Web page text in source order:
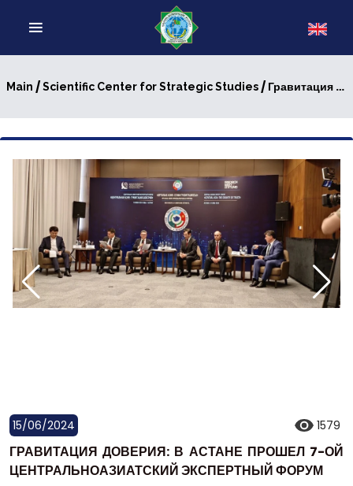
Main /Scientific Center for Strategic Studies/ Гравитация доверия: в Астане прошел 7-ой Центральноазиатский экспертный форум
15/06/2024 1579
ГРАВИТАЦИЯ ДОВЕРИЯ: В АСТАНЕ ПРОШЕЛ 7-ОЙ
ЦЕНТРАЛЬНОАЗИАТСКИЙ ЭКСПЕРТНЫЙ ФОРУМ